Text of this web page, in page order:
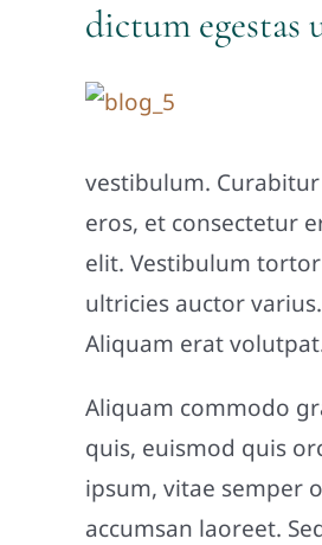
dictum egestas
vestibulum.
eros, et consectetur
elit. Vestibulum
ultricies auctor
Aliquam erat
Aliquam commodo
quis, euismod quis
ipsum, vitae semper
accumsan laoreet.